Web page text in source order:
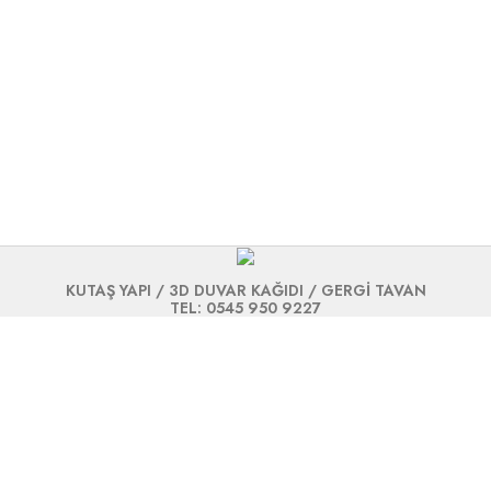
KUTAŞ YAPI / 3D DUVAR KAĞIDI / GERGİ TAVAN
TEL: 0545 950 9227